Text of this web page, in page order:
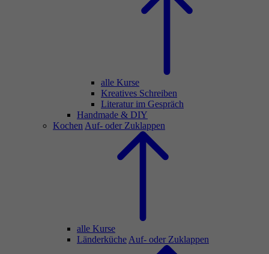
alle Kurse
Kreatives Schreiben
Literatur im Gespräch
Handmade & DIY
Kochen Auf- oder Zuklappen
alle Kurse
Länderküche Auf- oder Zuklappen